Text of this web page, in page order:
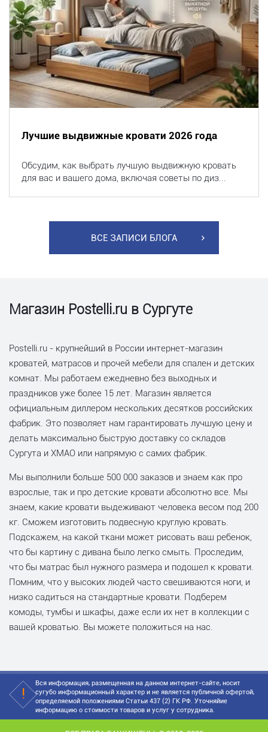
Лучшие выдвижные кровати 2026 года
Обсудим, как выбрать лучшую выдвижную кровать
для вас и вашего дома, включая советы по диз...
ВСЕ ЗАПИСИ БЛОГА
Магазин Postelli.ru в Сургуте
Postelli.ru - крупнейший в России интернет-магазин
кроватей, матрасов и прочей мебели для спален и детских
комнат. Мы работаем ежедневно без выходных и
праздников уже более 15 лет. Магазин является
официальным диллером нескольких десятков российских
фабрик. Это позволяет нам гарантировать лучшую цену и
делать максимально быструю доставку со складов
Сургута и ХМАО или напрямую с самих фабрик.
Мы выполнили больше 500 000 заказов и знаем как про
взрослые, так и про детские кровати абсолютно все. Мы
знаем, какие кровати выдеживают человека весом под 200
кг. Сможем изготовить подвесную круглую кровать.
Подскажем, на какой ткани может рисовать ваш ребенок,
что бы картину с дивана было легко смыть. Проследим,
что бы матрас был нужного размера и подошел к кровати.
Помним, что у высоких людей часто свешиваются ноги, и
низко садиться на стандартные кровати. Подберем
комоды, тумбы и шкафы, даже если их нет в коллекции с
вашей кроватью. Вы можете положиться на нас.
Вся информация, размещенная на данном интернет-сайте, носит
сугубо информационный характер и не является публичной офертой,
определяемой положениями Статьи 437 (2) ГК РФ. Уточняйие
информацию о стоимости товаров и услуг у сотрудника.